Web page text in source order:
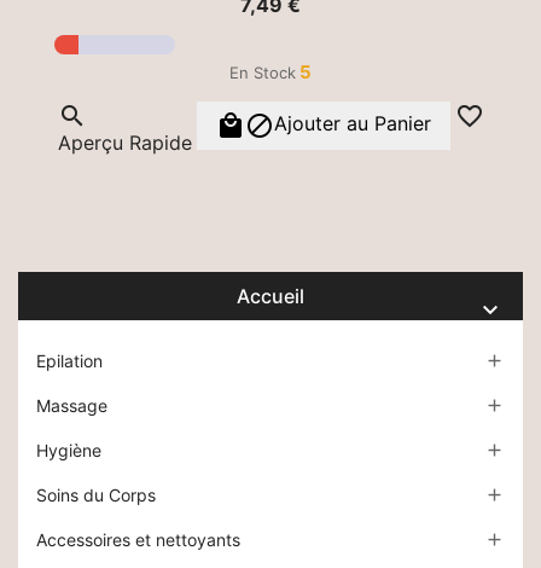
En Stock 5

Aperçu Rapide
 Ajouter au Panier 
Accueil 
Epilation 
Massage 
Hygiène 
Soins du Corps 
Accessoires et nettoyants 